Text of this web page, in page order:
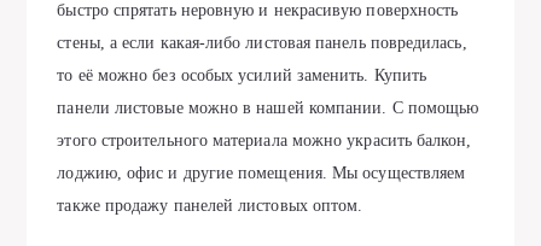
быстро спрятать неровную и некрасивую поверхность
стены, а если какая-либо листовая панель повредилась,
то её можно без особых усилий заменить. Купить
панели листовые можно в нашей компании. С помощью
этого строительного материала можно украсить балкон,
лоджию, офис и другие помещения. Мы осуществляем
также продажу панелей листовых оптом.